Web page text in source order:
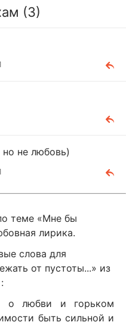
(3)
не любовь)
теме «Мне бы
лирика.
слова для
от пустоты...» из
:
о любви и горьком
быть сильной и